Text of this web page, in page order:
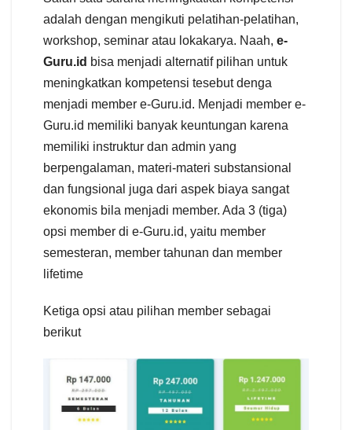
adalah dengan mengikuti pelatihan-pelatihan,
workshop, seminar atau lokakarya. Naah, e-
Guru.id bisa menjadi alternatif pilihan untuk
meningkatkan kompetensi tesebut denga
menjadi member e-Guru.id. Menjadi member e-
Guru.id memiliki banyak keuntungan karena
memiliki instruktur dan admin yang
berpengalaman, materi-materi substansional
dan fungsional juga dari aspek biaya sangat
ekonomis bila menjadi member. Ada 3 (tiga)
opsi member di e-Guru.id, yaitu member
semesteran, member tahunan dan member
lifetime
Ketiga opsi atau pilihan member sebagai
berikut